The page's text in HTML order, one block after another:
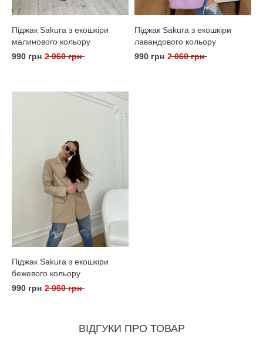
Піджак Sakura з екошкіри
малинового кольору
990 грн 2 060 грн
Піджак Sakura з екошкіри
лавандового кольору
990 грн 2 060 грн
Піджак Sakura з екошкіри
бежевого кольору
990 грн 2 060 грн
ВІДГУКИ ПРО ТОВАР